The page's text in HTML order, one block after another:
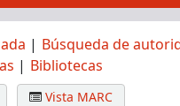
Búsqueda de
Bibliotecas
Vista MARC